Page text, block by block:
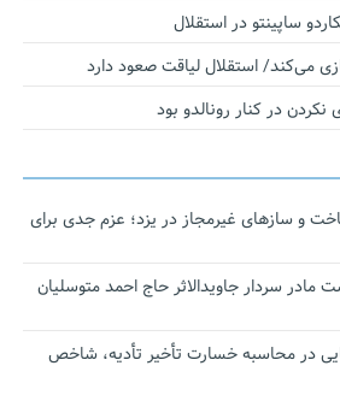
ساپینتو در استقلال
می‌کند/ استقلال لیاقت صعود دارد
در کنار رونالدو بود
و سازهای غیرمجاز در یزد؛ عزم جدی برای
سردار جاویدالاثر حاج احمد متوسلیان
در محاسبه خسارت تأخیر تأدیه، شاخص